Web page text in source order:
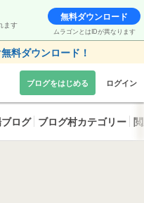
ます
無料ダウンロード
ムラゴンとはIDが異なります
料ダウンロード！
ブログをはじめる ログイン
ログ ブログ村カテゴリー